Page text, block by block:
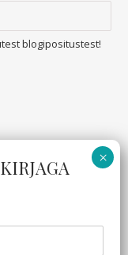
blogipositustest!
info on minu